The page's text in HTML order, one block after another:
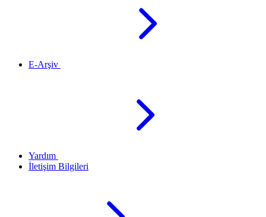
E-Arşiv
Yardım
İletişim Bilgileri